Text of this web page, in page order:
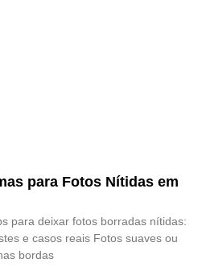
para Fotos Nítidas em
para deixar fotos borradas nítidas:
e casos reais Fotos suaves ou
bordas